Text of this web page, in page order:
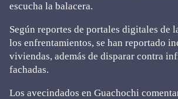
escucha la balacera.
Según reportes de portales digitales de
los enfrentamientos, se han reportado
viviendas, además de disparar contra
fachadas.
Los avecindados en Guachochi